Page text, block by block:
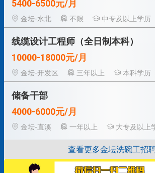
5400-6500元/月
金坛-水北
不限 中专及以上学历
线缆设计工程师（全日制本科）
10000-18000元/月
金坛-开发区
三年以上 本科学历
储备干部
4000-6000元/月
金坛-直溪
一年以上 大专及以上
查看更多金坛洗碗工招